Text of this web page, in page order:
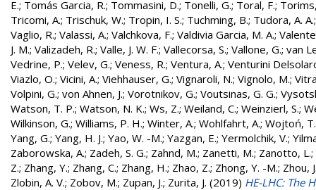
E.; Tomás Garcia, R.; Tommasini, D.; Tonelli, G.; Toral, F.;
Tricomi, A.; Trischuk, W.; Tropin, I. S.; Tuchming, B.; Tudora, A. A.
Vaglio, R.; Valassi, A.; Valchkova, F.; Valdivia Garcia, M. A.;
J. M.; Valizadeh, R.; Valle, J. W. F.; Vallecorsa, S.; Vallone, G.; van
Vedrine, P.; Velev, G.; Veness, R.; Ventura, A.; Venturini
Viazlo, O.; Vicini, A.; Viehhauser, G.; Vignaroli, N.; Vignolo, M.;
Volpini, G.; von Ahnen, J.; Vorotnikov, G.; Voutsinas, G. G.;
Watson, T. P.; Watson, N. K.; Ws, Z.; Weiland, C.; Weinzierl, S.;
Wilkinson, G.; Williams, P. H.; Winter, A.; Wohlfahrt, A.; Wojtoń, T.
Yang, G.; Yang, H. J.; Yao, W. -M.; Yazgan, E.; Yermolchik, V.;
Zaborowska, A.; Zadeh, S. G.; Zahnd, M.; Zanetti, M.; Zanotto, L.;
Z.; Zhang, Y.; Zhang, C.; Zhang, H.; Zhao, Z.; Zhong, Y. -M.; Zhou,
Zlobin, A. V.; Zobov, M.; Zupan, J.; Zurita, J. (2019) HE-LHC: The